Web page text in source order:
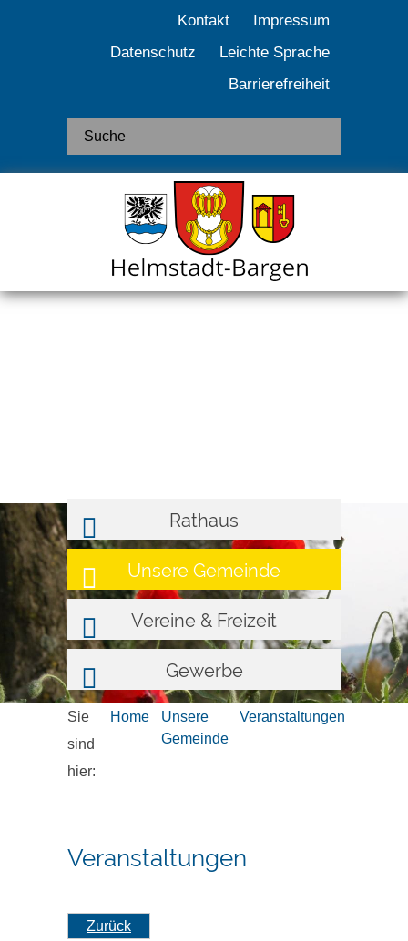
Kontakt
Impressum
Datenschutz
Leichte Sprache
Barrierefreiheit
Rathaus
Unsere Gemeinde
Vereine & Freizeit
Gewerbe
Sie
sind
hier:
Home
Unsere
Gemeinde
Veranstaltungen
Veranstaltungen
Zurück